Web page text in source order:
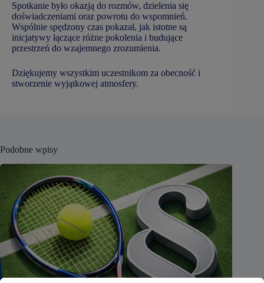
Spotkanie było okazją do rozmów, dzielenia się
doświadczeniami oraz powrotu do wspomnień.
Wspólnie spędzony czas pokazał, jak istotne są
inicjatywy łączące różne pokolenia i budujące
przestrzeń do wzajemnego zrozumienia.
Dziękujemy wszystkim uczestnikom za obecność i
stworzenie wyjątkowej atmosfery.
Podobne wpisy